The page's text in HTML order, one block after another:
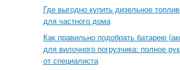
Где выгодно купить дизельное
для частного дома
Как правильно подобрать батарею
для вилочного погрузчика: полное
от специалиста